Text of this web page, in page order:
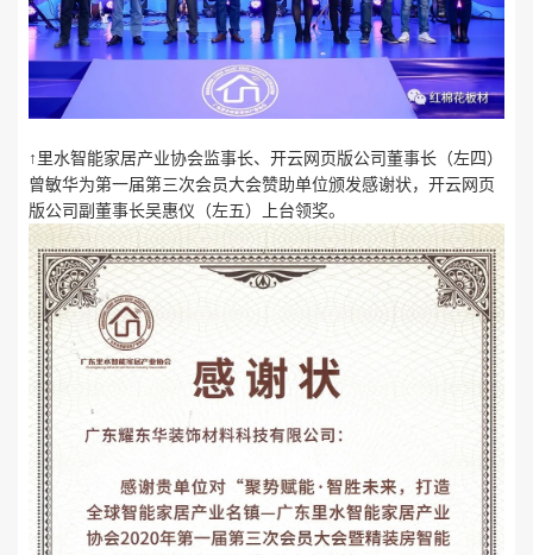
↑里水智能家居产业协会监事长、开云网页版公司董事长（左四）
曾敏华为第一届第三次会员大会赞助单位颁发感谢状，开云网页
版公司副董事长吴惠仪（左五）上台领奖。